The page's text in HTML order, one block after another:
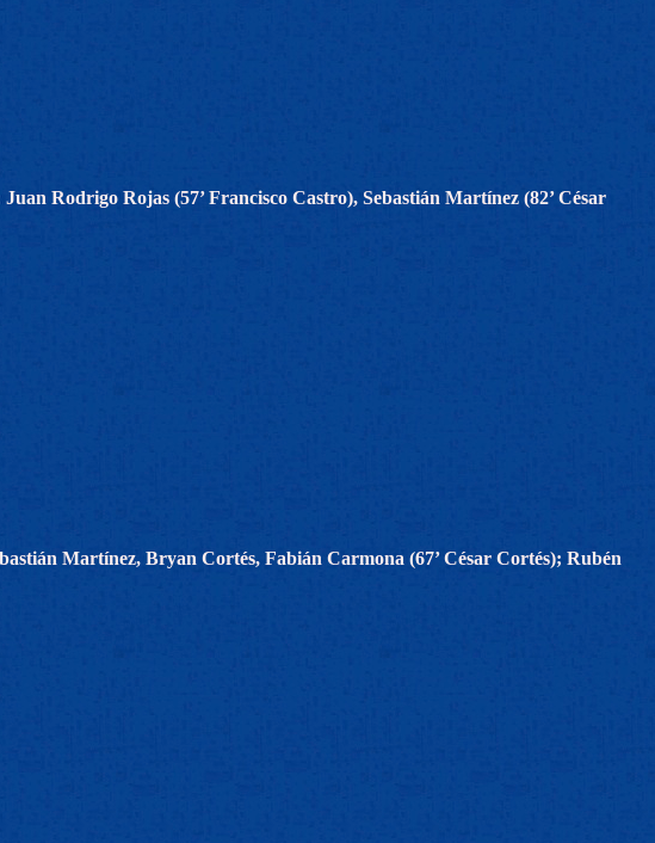
Rodrigo Rojas (57’ Francisco Castro), Sebastián Martínez (82’ César
Martínez, Bryan Cortés, Fabián Carmona (67’ César Cortés); Rubén